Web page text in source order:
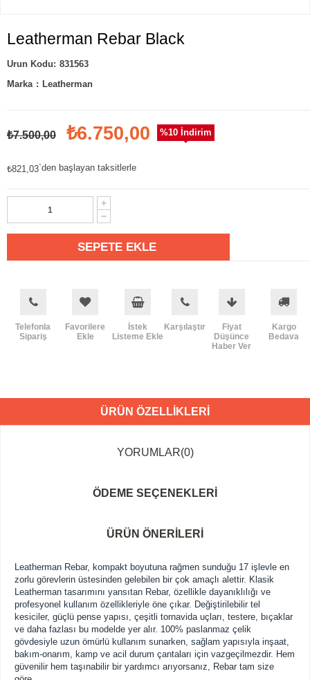
Leatherman Rebar Black
831563
Marka : Leatherman
₺7.500,00 ₺6.750,00
₺821,03`den başlayan taksitlerle
%10 İndirim
Telefonla
Sipariş
Favorilere
Ekle
İstek
Listeme Ekle
Karşılaştır
Fiyat
Düşünce
Haber Ver
Kargo
Bedava
ÜRÜN ÖZELLIKLERI
YORUMLAR(0)
ÖDEME SEÇENEKLERI
ÜRÜN ÖNERILERI
Leatherman Rebar, kompakt boyutuna rağmen sunduğu 17 işlevle en
zorlu görevlerin üstesinden gelebilen bir çok amaçlı alettir. Klasik
Leatherman tasarımını yansıtan Rebar, özellikle dayanıklılığı ve
profesyonel kullanım özellikleriyle öne çıkar. Değiştirilebilir tel
kesiciler, güçlü pense yapısı, çeşitli tornavida uçları, testere, bıçaklar
ve daha fazlası bu modelde yer alır. 100% paslanmaz çelik
gövdesiyle uzun ömürlü kullanım sunarken, sağlam yapısıyla inşaat,
bakım-onarım, kamp ve acil durum çantaları için vazgeçilmezdir. Hem
güvenilir hem taşınabilir bir yardımcı arıyorsanız, Rebar tam size